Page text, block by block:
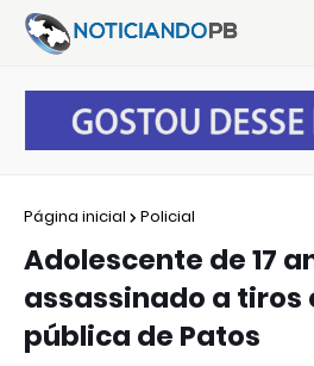
Página inicial Policial
Adolescente de 17
assassinado a tiros
pública de Patos